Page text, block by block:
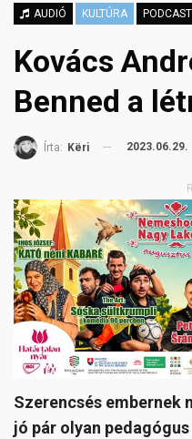
AUDIÓ KULTÚRA PODCAST
Kovács
Benned a
Írta: Këri 2023.06.29.
Szerencsés embernek
jó pár olyan